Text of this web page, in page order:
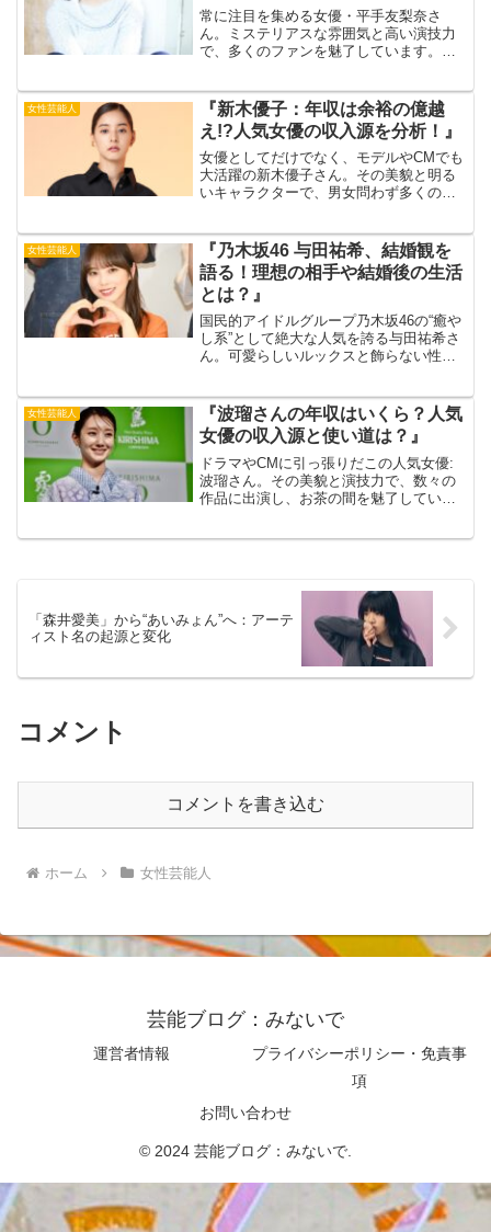
常に注目を集める女優・平手友梨奈さ
ん。ミステリアスな雰囲気と高い演技力
で、多くのファンを魅了しています。そ
で、自身のプライベートについて多くを
語ってこなかった...
女性芸能人
『新木優子：年収は余裕の億越
え!?人気女優の収入源を分析！』
女優としてだけでなく、モデルやCMでも
大活躍の新木優子さん。その美貌と明る
いキャラクターで、男女問わず多くの人
る情報や活動内容から徹底的に分析して
いきます。果たして、年...
女性芸能人
『乃木坂46 与田祐希、結婚観を
語る！理想の相手や結婚後の生活
とは？』
国民的アイドルグループ乃木坂46の“癒や
し系”として絶大な人気を誇る与田祐希さ
ん。可愛らしいルックスと飾らない性格
23歳。そろそろ結婚を意識する年齢にな
ってきたのではな...
女性芸能人
『波瑠さんの年収はいくら？人気
女優の収入源と使い道は？』
ドラマやCMに引っ張りだこの人気女優:
波瑠さん。その美貌と演技力で、数々の
作品に出演し、お茶の間を魅了していま
「森井愛美」から“あいみょん”へ：アーテ
ィスト名の起源と変化
コメント
コメントを書き込む
ホーム 女性芸能人
芸能ブログ：みないで
運営者情報
プライバシーポリシー・免責事
項
お問い合わせ
© 2024 芸能ブログ：みないで.